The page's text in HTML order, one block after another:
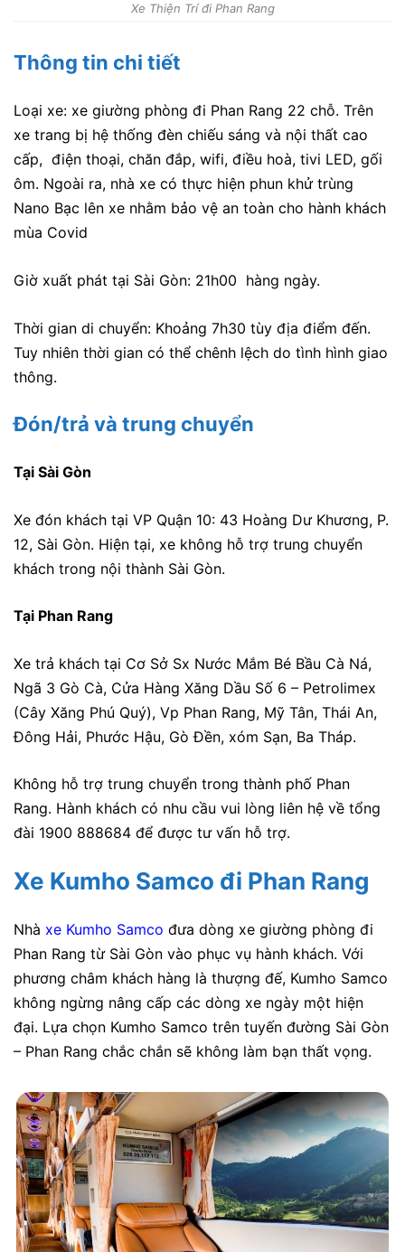
Xe Thiện Trí đi Phan Rang
Thông tin chi tiết
Loại xe: xe giường phòng đi Phan Rang 22 chỗ. Trên
xe trang bị hệ thống đèn chiếu sáng và nội thất cao
cấp, điện thoại, chăn đắp, wifi, điều hoà, tivi LED, gối
ôm. Ngoài ra, nhà xe có thực hiện phun khử trùng
Nano Bạc lên xe nhằm bảo vệ an toàn cho hành khách
mùa Covid
Giờ xuất phát tại Sài Gòn: 21h00 hàng ngày.
Thời gian di chuyển: Khoảng 7h30 tùy địa điểm đến.
Tuy nhiên thời gian có thể chênh lệch do tình hình giao
thông.
Đón/trả và trung chuyển
Tại Sài Gòn
Xe đón khách tại VP Quận 10: 43 Hoàng Dư Khương, P.
12, Sài Gòn. Hiện tại, xe không hỗ trợ trung chuyển
khách trong nội thành Sài Gòn.
Tại Phan Rang
Xe trả khách tại Cơ Sở Sx Nước Mắm Bé Bầu Cà Ná,
Ngã 3 Gò Cà, Cửa Hàng Xăng Dầu Số 6 – Petrolimex
(Cây Xăng Phú Quý), Vp Phan Rang, Mỹ Tân, Thái An,
Đông Hải, Phước Hậu, Gò Đền, xóm Sạn, Ba Tháp.
Không hỗ trợ trung chuyển trong thành phố Phan
Rang. Hành khách có nhu cầu vui lòng liên hệ về tổng
đài 1900 888684 để được tư vấn hỗ trợ.
Xe Kumho Samco đi Phan Rang
Nhà xe Kumho Samco đưa dòng xe giường phòng đi
Phan Rang từ Sài Gòn vào phục vụ hành khách. Với
phương châm khách hàng là thượng đế, Kumho Samco
không ngừng nâng cấp các dòng xe ngày một hiện
đại. Lựa chọn Kumho Samco trên tuyến đường Sài Gòn
– Phan Rang chắc chắn sẽ không làm bạn thất vọng.